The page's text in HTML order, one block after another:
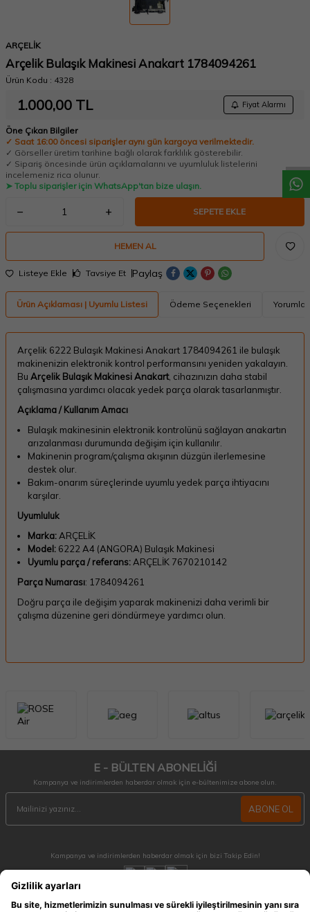
ARÇELİK
Arçelik Bulaşık Makinesi Anakart 1784094261
Ürün Kodu : 4328
1.000,00 TL Fiyat Alarmı
Öne Çıkan Bilgiler
✓ Saat 16:00 öncesi siparişler aynı gün kargoya verilmektedir.
✓ Görseller üretim tarihine bağlı olarak farklılık gösterebilir.
✓ Sipariş öncesinde ürün açıklamalarını ve uyumluluk listelerini
incelemeniz rica olunur.
➤ Toplu siparişler için WhatsApp'tan bize ulaşın.
SEPETE EKLE
HEMEN AL
Listeye Ekle Tavsiye Et Paylaş
Ürün Açıklaması | Uyumlu Listesi Ödeme Seçenekleri Yorumlar
Arçelik 6222 Bulaşık Makinesi Anakart 1784094261 ile bulaşık
makinenizin elektronik kontrol performansını yeniden yakalayın.
Bu Arçelik Bulaşık Makinesi Anakart, cihazınızın daha stabil
çalışmasına yardımcı olacak yedek parça olarak tasarlanmıştır.
Açıklama / Kullanım Amacı
Bulaşık makinesinin elektronik kontrolünü sağlayan anakartın
arızalanması durumunda değişim için kullanılır.
Makinenin program/çalışma akışının düzgün ilerlemesine
destek olur.
Bakım-onarım süreçlerinde uyumlu yedek parça ihtiyacını
karşılar.
Uyumluluk
Marka:ARÇELİK
Model: 6222 A4 (ANGORA) Bulaşık Makinesi
Uyumlu parça / referans:ARÇELİK 7670210142
Parça Numarası: 1784094261
Doğru parça ile değişim yaparak makinenizi daha verimli bir
çalışma düzenine geri döndürmeye yardımcı olun.
E - BÜLTEN ABONELİĞİ
Kampanya ve indirimlerden haberdar olmak için e-bültenimize abone olun.
ABONE OL
Kampanya ve indirimlerden haberdar olmak için bizi Takip Edin!